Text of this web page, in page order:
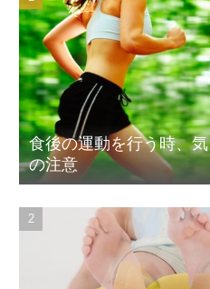
食後の運動を行う時、
の注意